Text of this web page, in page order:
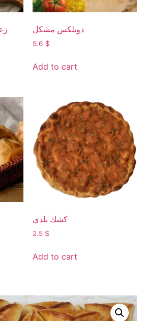
دوبلكس مشكل
5.6 $
Add to cart
كشك بلدي
2.5 $
Add to cart